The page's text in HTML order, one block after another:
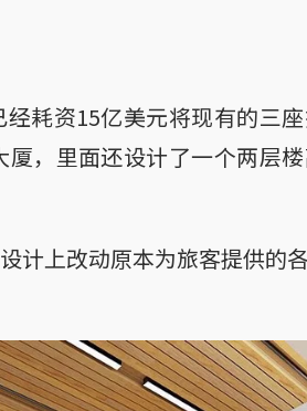
耗资15亿美元将现有的三
，里面还设计了一个两层
计上改动原本为旅客提供的